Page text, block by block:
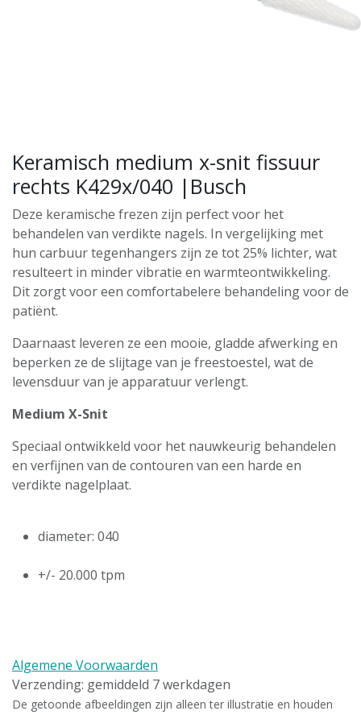
Keramisch medium x-snit fissuur
rechts K429x/040 |Busch
Deze keramische frezen zijn perfect voor het
behandelen van verdikte nagels. In vergelijking met
hun carbuur tegenhangers zijn ze tot 25% lichter, wat
resulteert in minder vibratie en warmteontwikkeling.
Dit zorgt voor een comfortabelere behandeling voor de
patiënt.
Daarnaast leveren ze een mooie, gladde afwerking en
beperken ze de slijtage van je freestoestel, wat de
levensduur van je apparatuur verlengt.
Medium X-Snit
Speciaal ontwikkeld voor het nauwkeurig behandelen
en verfijnen van de contouren van een harde en
verdikte nagelplaat.
diameter: 040
+/- 20.000 tpm
Algemene Voorwaarden
Verzending: gemiddeld 7 werkdagen
De getoonde afbeeldingen zijn alleen ter illustratie en houden